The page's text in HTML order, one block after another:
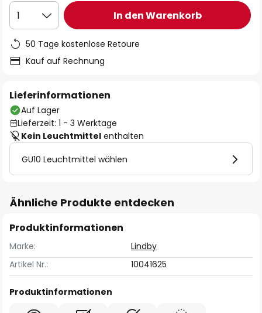
1 In den Warenkorb
50 Tage kostenlose Retoure
Kauf auf Rechnung
Lieferinformationen
Auf Lager
Lieferzeit: 1 - 3 Werktage
Kein Leuchtmittel enthalten
GU10 Leuchtmittel wählen
Ähnliche Produkte entdecken
Produktinformationen
Marke:
Lindby
Artikel Nr.:
10041625
Produktinformationen